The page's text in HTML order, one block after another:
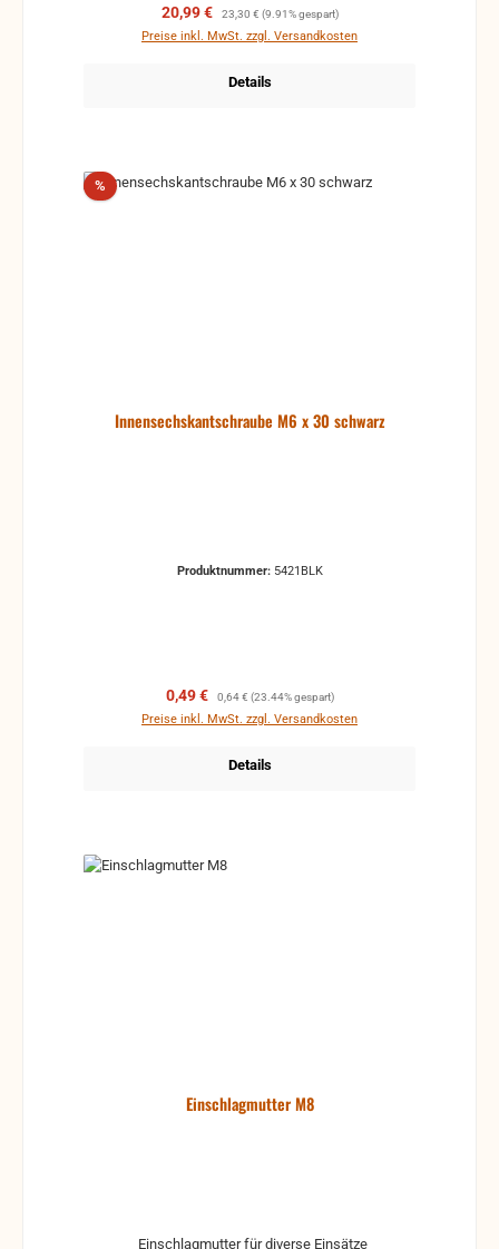
Verkaufspreis:
20,99 € Regulärer Preis:
23,30 € (9.91% gespart)
Preise inkl. MwSt. zzgl. Versandkosten
Details
%Rabatt
Innensechskantschraube M6 x 30 schwarz
Produktnummer: 5421BLK
Verkaufspreis:
0,49 € Regulärer Preis:
0,64 € (23.44% gespart)
Preise inkl. MwSt. zzgl. Versandkosten
Details
Einschlagmutter M8
Einschlagmutter für diverse Einsätze